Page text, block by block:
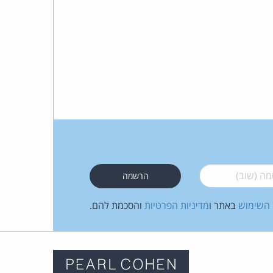
(שוב)*
השימוש באתר ומדיניות הפרטיות והסכמת להם.